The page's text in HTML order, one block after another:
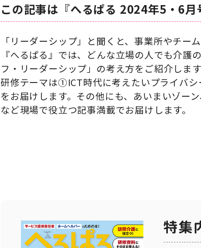
この記事は『へるぱる 2024年5・6
「リーダーシップ」と聞くと、事業所やチ
『へるぱる』では、どんな立場の人でも介
フ・リーダーシップ」の考え方をご紹介します
研修テーマは①ICT時代に考えたいプライバ
をお届けします。その他にも、あいまいゾー
など現場で役立つ記事満載でお届けします。